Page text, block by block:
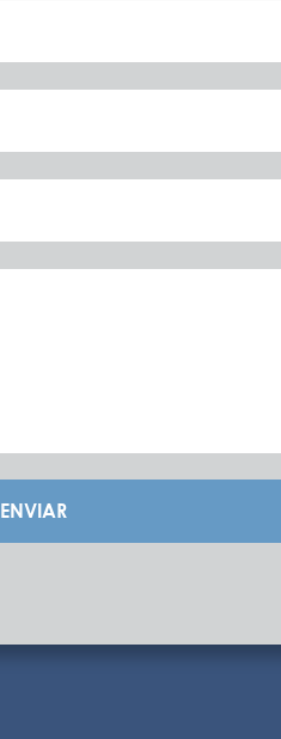
ENVIAR